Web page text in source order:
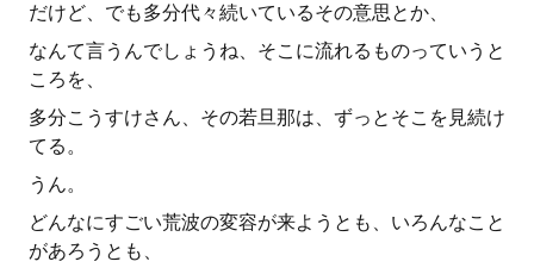
だけど、でも多分代々続いているその意思とか、
なんて言うんでしょうね、そこに流れるものっていうと
ころを、
多分こうすけさん、その若旦那は、ずっとそこを見続け
てる。
うん。
どんなにすごい荒波の変容が来ようとも、いろんなこと
があろうとも、